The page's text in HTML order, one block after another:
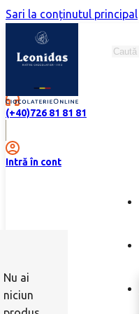
Sari la conținutul principal
Magazine
(+40)726 81 81 81
Intră în cont
Nu ai
niciun